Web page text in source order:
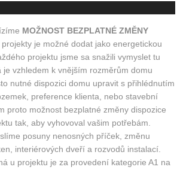
MOŽNOST BEZPLATNÉ ZMĚNY
je možné dodat jako energetickou
projektu jsme sa snažili vymyslet tu
je vzhledem k vnějším rozměrům domu
nutné dispozici domu upravit s přihlédnutím
preference klienta, nebo stavební
proto možnost bezplatné změny dispozice
tak, aby vyhovoval vašim potřebám.
posuny nenosných příček, změnu
interiérových dveří a rozvodů instalací.
u projektu je za provedení kategorie A1 na